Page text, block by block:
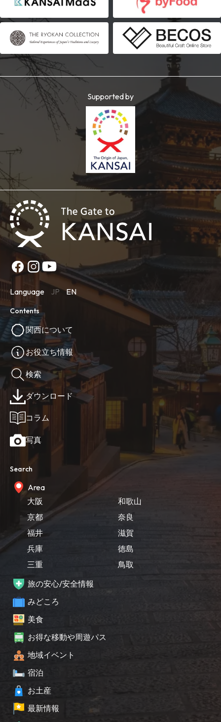
Supported by
Language JP EN
Contents
関西について
お役立ち情報
検索
ダウンロード
コラム
写真
Search
Area
大阪
京都
福井
兵庫
三重
和歌山
奈良
滋賀
徳島
鳥取
旅の安心/安全情報
みどころ
美食
お得な移動や周遊パス
地域イベント
宿泊
お土産
最新情報